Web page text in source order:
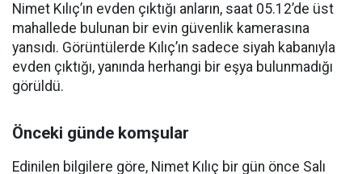
Nimet Kılıç’ın evden çıktığı anların, saat 05.12’de üst
mahallede bulunan bir evin güvenlik kamerasına
yansıdı. Görüntülerde Kılıç’ın sadece siyah kabanıyla
evden çıktığı, yanında herhangi bir eşya bulunmadığı
görüldü.
Önceki günde komşular
Edinilen bilgilere göre, Nimet Kılıç bir gün önce Salı